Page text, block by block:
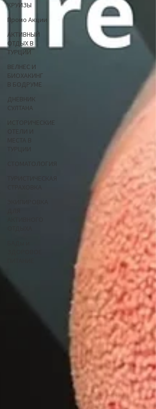
КРУИЗЫ
Промо Акции
АКТИВНЫЙ
ОТДЫХ В
ТУРЦИИ
ВЕЛНЕС И
БИОХАКИНГ
В БОДРУМЕ
ДНЕВНИК
СУЛТАНА
ИСТОРИЧЕСКИЕ